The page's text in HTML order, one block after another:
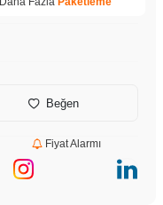
Beğen
Fiyat Alarmı